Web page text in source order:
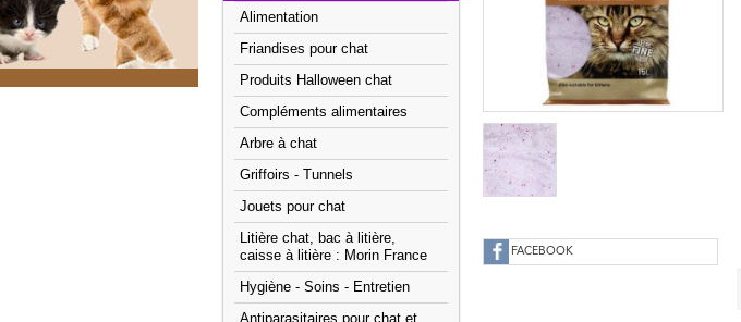
Alimentation
Friandises pour chat
Produits Halloween chat
Compléments alimentaires
Arbre à chat
Griffoirs - Tunnels
Jouets pour chat
Litière chat, bac à litière,
caisse à litière : Morin France
Hygiène - Soins - Entretien
Antiparasitaires pour chat et
FACEBOOK